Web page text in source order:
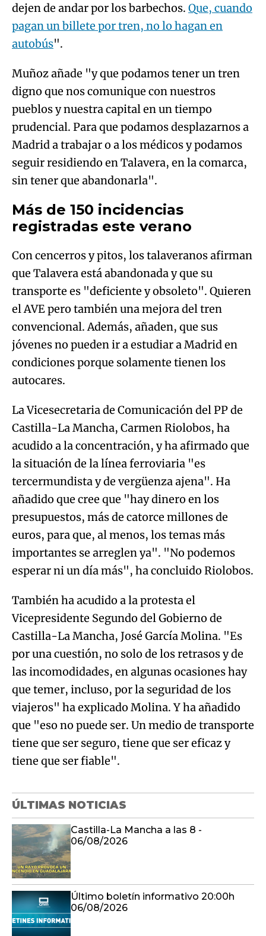
dejen de andar por los barbechos. Que, cuando
pagan un billete por tren, no lo hagan en
autobús".
Muñoz añade "y que podamos tener un tren
digno que nos comunique con nuestros
pueblos y nuestra capital en un tiempo
prudencial. Para que podamos desplazarnos a
Madrid a trabajar o a los médicos y podamos
seguir residiendo en Talavera, en la comarca,
sin tener que abandonarla".
Más de 150 incidencias
registradas este verano
Con cencerros y pitos, los talaveranos afirman
que Talavera está abandonada y que su
transporte es "deficiente y obsoleto". Quieren
el AVE pero también una mejora del tren
convencional. Además, añaden, que sus
jóvenes no pueden ir a estudiar a Madrid en
condiciones porque solamente tienen los
autocares.
La Vicesecretaria de Comunicación del PP de
Castilla-La Mancha, Carmen Riolobos, ha
acudido a la concentración, y ha afirmado que
la situación de la línea ferroviaria "es
tercermundista y de vergüenza ajena". Ha
añadido que cree que "hay dinero en los
presupuestos, más de catorce millones de
euros, para que, al menos, los temas más
importantes se arreglen ya". "No podemos
esperar ni un día más", ha concluido Riolobos.
También ha acudido a la protesta el
Vicepresidente Segundo del Gobierno de
Castilla-La Mancha, José García Molina. "Es
por una cuestión, no solo de los retrasos y de
las incomodidades, en algunas ocasiones hay
que temer, incluso, por la seguridad de los
viajeros" ha explicado Molina. Y ha añadido
que "eso no puede ser. Un medio de transporte
tiene que ser seguro, tiene que ser eficaz y
tiene que ser fiable".
ÚLTIMAS NOTICIAS
Castilla-La Mancha a las 8 -
06/08/2026
Último boletín informativo 20:00h
06/08/2026